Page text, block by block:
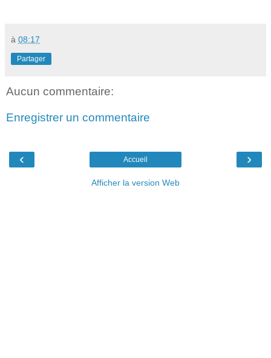
à 08:17
Partager
Aucun commentaire:
Enregistrer un commentaire
‹ ›
Accueil
Afficher la version Web